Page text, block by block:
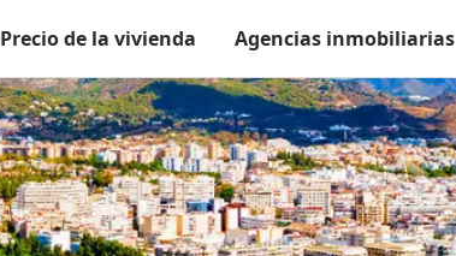
Precio de la vivienda Agencias inmobiliarias